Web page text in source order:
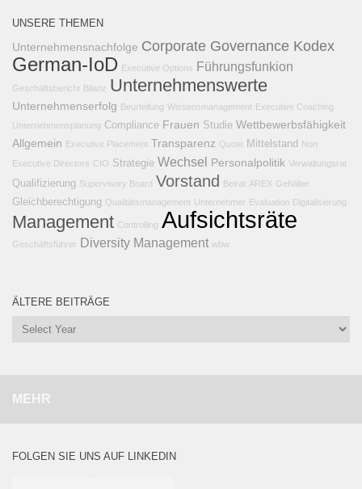
UNSERE THEMEN
Unternehmensnachfolge Corporate Governance Kodex
German-IoD Executive Options Führungsfunkion
Geschäftsbericht Bilanz Unternehmenswerte
Unternehmenserfolg Beurteilung Wissensmanagement Executive Coaching
Unternehmensplanung Compliance Frauen Studie Wettbewerbsfähigkeit
Allgemein Executive Placement Transparenz Quote Mittelstand
Non
Executive Directors CIO Strategie Wechsel Personalpolitik Verwaltungsrat
Qualifizierung Supervisory Board Vorstand Beirat AREX Gehälter
Gleichberechtigung Qualitätsmanagement Unternehmer Evaluation Digitalisierung
Management Controlling Aufsichtsräte
Geschäftsführer Diversity Management wbw
ÄLTERE BEITRÄGE
MEHR
FOLGEN SIE UNS AUF LINKEDIN